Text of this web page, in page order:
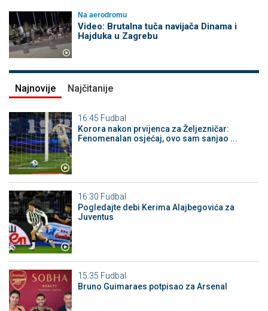
Na aerodromu
Video: Brutalna tuča navijača Dinama i
Hajduka u Zagrebu
Najnovije Najčitanije
16:45 Fudbal
Korora nakon prvijenca za Željezničar:
Fenomenalan osjećaj, ovo sam sanjao ...
16:30 Fudbal
Pogledajte debi Kerima Alajbegovića za
Juventus
15:35 Fudbal
Bruno Guimaraes potpisao za Arsenal